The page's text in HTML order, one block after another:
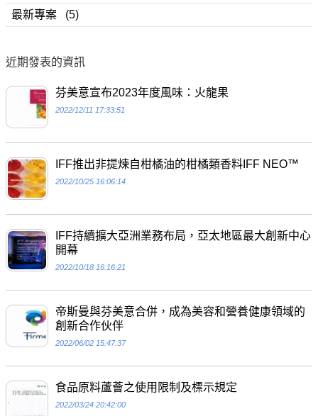
最新專案
(5)
近期發表的資訊
芬美意宣布2023年度風味：火龍果
2022/12/11 17:33:51
IFF推出非提煉自柑橘油的柑橘類香料IFF NEO™
2022/10/25 16:06:14
IFF持續擴大亞洲業務布局，亞太地區最大創新中心
開幕
2022/10/18 16:16:21
帝斯曼與芬美意合併，成為美容和營養健康領域的
創新合作伙伴
2022/06/02 15:47:37
食品原料蘆薈之使用限制及標示規定
2022/03/24 20:42:00